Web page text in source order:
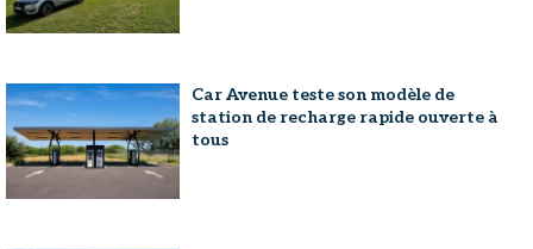
Car Avenue teste son modèle de
station de recharge rapide ouverte à
tous